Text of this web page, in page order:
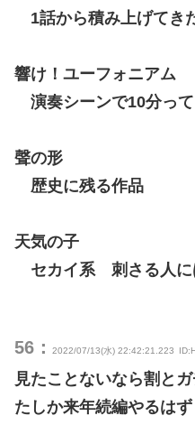
1話から積み上げてき
響け！ユーフォニアム
演奏シーンで10分っ
聲の形
歴史に残る作品
天気の子
セカイ系 刺さる人に
56： 2022/07/13(水) 22:42:21.223
見たことないなら割と
たしか来年続編やるはず